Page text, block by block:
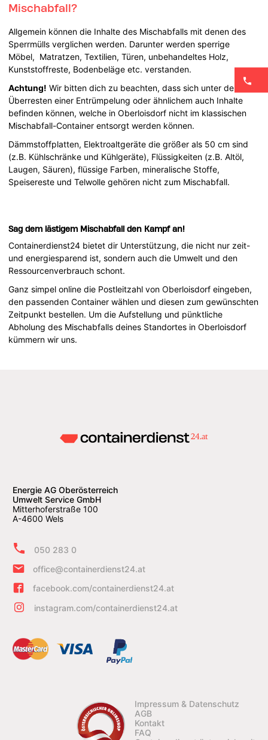
Mischabfall?
Allgemein können die Inhalte des Mischabfalls mit denen des
Sperrmülls verglichen werden. Darunter werden sperrige
Möbel, Matratzen, Textilien, Türen, unbehandeltes Holz,
Kunststoffreste, Bodenbeläge etc. verstanden.
Achtung! Wir bitten dich zu beachten, dass sich unter den
Überresten einer Entrümpelung oder ähnlichem auch Inhalte
befinden können, welche in Oberloisdorf nicht im klassischen
Mischabfall-Container entsorgt werden können.
Dämmstoffplatten, Elektroaltgeräte die größer als 50 cm sind
(z.B. Kühlschränke und Kühlgeräte), Flüssigkeiten (z.B. Altöl,
Laugen, Säuren), flüssige Farben, mineralische Stoffe,
Speisereste und Telwolle gehören nicht zum Mischabfall.
Sag dem lästigem Mischabfall den Kampf an!
Containerdienst24 bietet dir Unterstützung, die nicht nur zeit-
und energiesparend ist, sondern auch die Umwelt und den
Ressourcenverbrauch schont.
Ganz simpel online die Postleitzahl von Oberloisdorf eingeben,
den passenden Container wählen und diesen zum gewünschten
Zeitpunkt bestellen. Um die Aufstellung und pünktliche
Abholung des Mischabfalls deines Standortes in Oberloisdorf
kümmern wir uns.
Energie AG Oberösterreich
Umwelt Service GmbH
Mitterhoferstraße 100
A-4600 Wels
050 283 0
office@containerdienst24.at
facebook.com/containerdienst24.at
instagram.com/containerdienst24.at
Impressum & Datenschutz
AGB
Kontakt
FAQ